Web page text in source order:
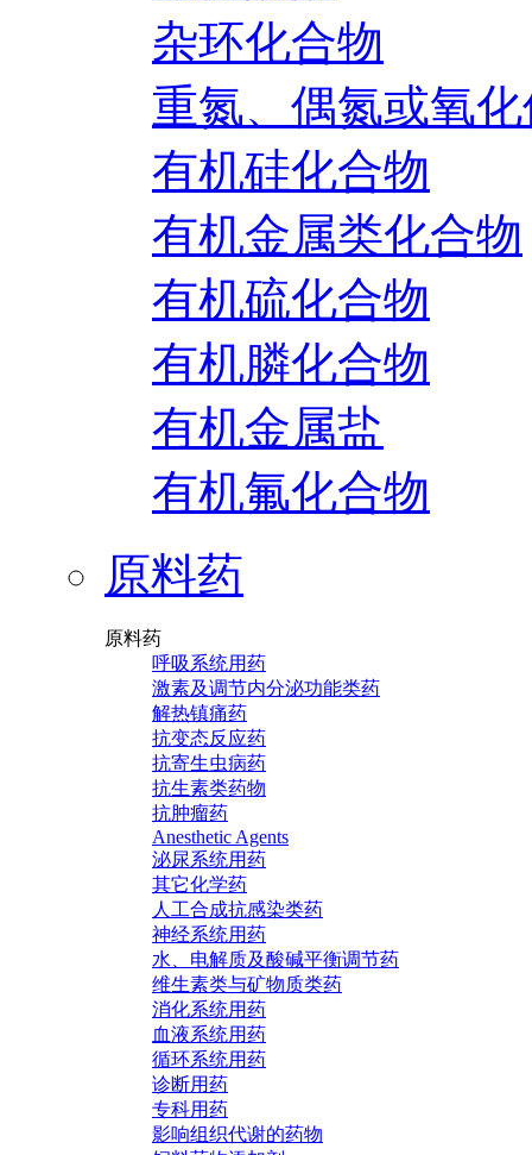
杂环化合物
重氮、偶氮或氧
有机硅化合物
有机金属类化合物
有机硫化合物
有机膦化合物
有机金属盐
有机氟化合物
原料药
原料药
呼吸系统用药
激素及调节内分泌功能类药
解热镇痛药
抗变态反应药
抗寄生虫病药
抗生素类药物
抗肿瘤药
Anesthetic Agents
泌尿系统用药
其它化学药
人工合成抗感染类药
神经系统用药
水、电解质及酸碱平衡调节药
维生素类与矿物质类药
消化系统用药
血液系统用药
循环系统用药
诊断用药
专科用药
影响组织代谢的药物